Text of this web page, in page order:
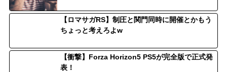
【ロマサガRS】制圧と関門同時に開催とかもう
ちょっと考えろよw
【衝撃】Forza Horizon5 PS5が完全版で正式発
表！